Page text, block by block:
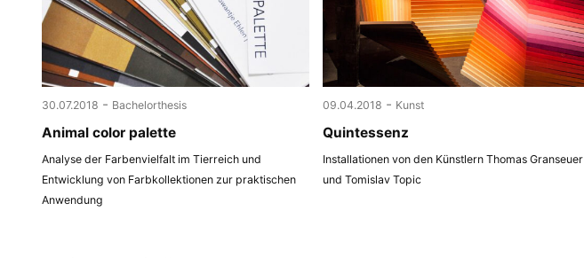
30.07.2018 - Bachelorthesis
Animal color palette
Analyse der Farbenvielfalt im Tierreich und
Entwicklung von Farbkollektionen zur praktischen
Anwendung
09.04.2018 - Kunst
Quintessenz
Installationen von den Künstlern Thomas Granseuer
und Tomislav Topic